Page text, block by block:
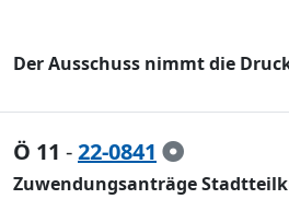
Der Ausschuss nimmt die
Ö 11 -22-0841
Zuwendungsanträge